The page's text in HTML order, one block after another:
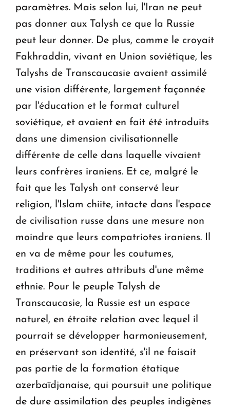
paramètres. Mais selon lui, l'Iran ne peut
pas donner aux Talysh ce que la Russie
peut leur donner. De plus, comme le croyait
Fakhraddin, vivant en Union soviétique, les
Talyshs de Transcaucasie avaient assimilé
une vision différente, largement façonnée
par l'éducation et le format culturel
soviétique, et avaient en fait été introduits
dans une dimension civilisationnelle
différente de celle dans laquelle vivaient
leurs confrères iraniens. Et ce, malgré le
fait que les Talysh ont conservé leur
religion, l'Islam chiite, intacte dans l'espace
de civilisation russe dans une mesure non
moindre que leurs compatriotes iraniens. Il
en va de même pour les coutumes,
traditions et autres attributs d'une même
ethnie. Pour le peuple Talysh de
Transcaucasie, la Russie est un espace
naturel, en étroite relation avec lequel il
pourrait se développer harmonieusement,
en préservant son identité, s'il ne faisait
pas partie de la formation étatique
azerbaïdjanaise, qui poursuit une politique
de dure assimilation des peuples indigènes